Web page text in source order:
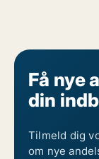
Få nye
din
Tilmeld dig
om nye